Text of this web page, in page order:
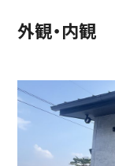
外観・内観